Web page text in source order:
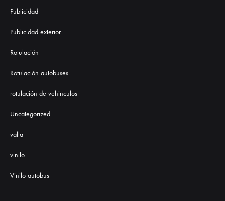
Publicidad
Publicidad exterior
Rotulación
Rotulación autobuses
rotulación de vehinculos
Uncategorized
valla
vinilo
Vinilo autobus